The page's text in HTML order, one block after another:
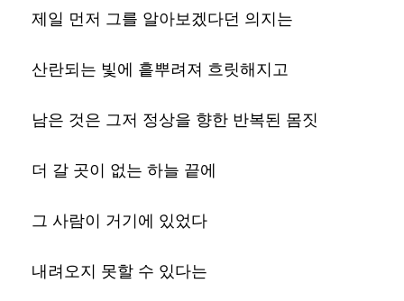
제일 먼저 그를 알아보겠다던 의지는
산란되는 빛에 흩뿌려져 흐릿해지고
남은 것은 그저 정상을 향한 반복된 몸짓
더 갈 곳이 없는 하늘 끝에
그 사람이 거기에 있었다
내려오지 못할 수 있다는